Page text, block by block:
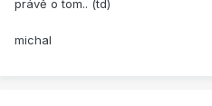
právě o tom.. (td)
michal